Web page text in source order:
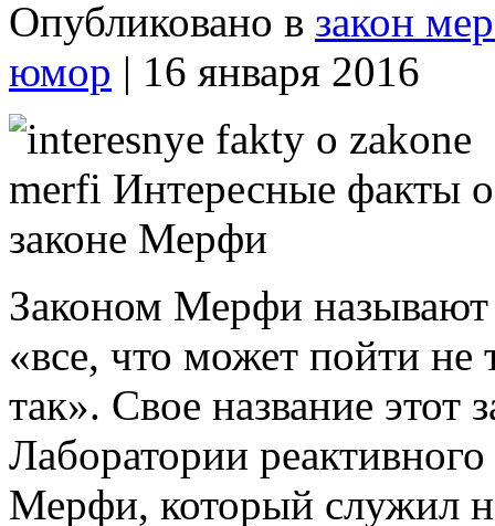
Опубликовано в закон
юмор | 16 января 2016
Законом Мерфи называют
«все, что может пойти не
так». Свое название этот
Лаборатории
Мерфи, который служил